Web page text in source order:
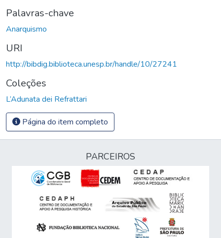
Palavras-chave
Anarquismo
URI
http://bibdig.biblioteca.unesp.br/handle/10/27241
Coleções
L’Adunata dei Refrattari
Página do item completo
PARCEIROS